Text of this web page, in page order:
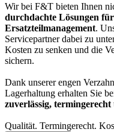
Wir bei F&T bieten Ihnen
durchdachte Lösungen
Ersatzteilmanagement.
Servicepartner dabei zu
Kosten zu senken und die
sichern.
Dank unserer engen
Lagerhaltung erhalten Sie
zuverlässig,
Qualität. Termingerecht.